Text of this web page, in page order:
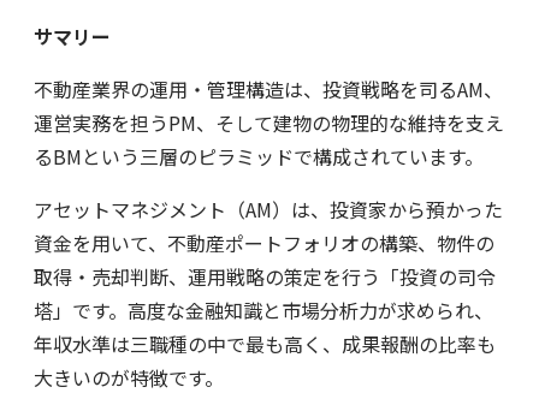
サマリー
不動産業界の運用・管理構造は、投資戦略を司るAM、
運営実務を担うPM、そして建物の物理的な維持を支え
るBMという三層のピラミッドで構成されています。
アセットマネジメント（AM）は、投資家から預かった
資金を用いて、不動産ポートフォリオの構築、物件の
取得・売却判断、運用戦略の策定を行う「投資の司令
塔」です。高度な金融知識と市場分析力が求められ、
年収水準は三職種の中で最も高く、成果報酬の比率も
大きいのが特徴です。